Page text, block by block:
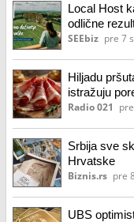
Local Host
odlične
SEEbiz pre 7
Hiljadu
istražuju
Radio 021
Srbija sve
Hrvatske
Biznis.rs pre
UBS